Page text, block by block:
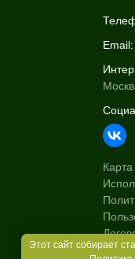
Email:
Карта
Этот сайт собирает